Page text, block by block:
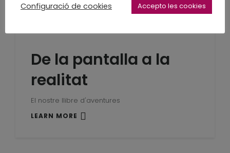
De la pantalla a la
realitat
El nostre llibre d'aventures
LEARN MORE
Configuració de cookies Accepto les cookies